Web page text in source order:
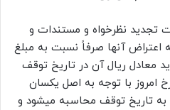
تجدید نظرخواه و مستندات و
اعتراض آنها صرفاً نسبت به مبلغ
معادل ریال آن در تاریخ توقف
امروز با توجه به اصل یکسان
به تاریخ توقف محاسبه میشود و